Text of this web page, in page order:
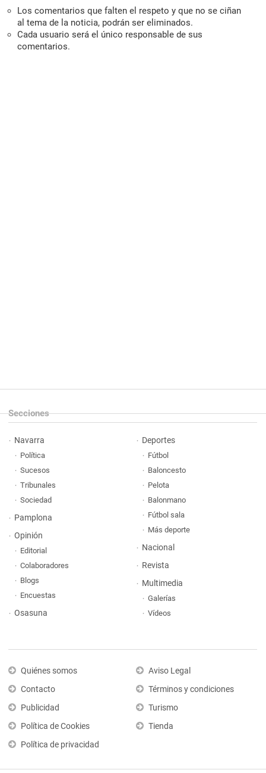
Los comentarios que falten el respeto y que no se ciñan
al tema de la noticia, podrán ser eliminados.
Cada usuario será el único responsable de sus
comentarios.
Secciones
Navarra
Política
Sucesos
Tribunales
Sociedad
Pamplona
Opinión
Editorial
Colaboradores
Blogs
Encuestas
Osasuna
Deportes
Fútbol
Baloncesto
Pelota
Balonmano
Fútbol sala
Más deporte
Nacional
Revista
Multimedia
Galerías
Vídeos
Quiénes somos
Contacto
Publicidad
Política de Cookies
Política de privacidad
Aviso Legal
Términos y condiciones
Turismo
Tienda